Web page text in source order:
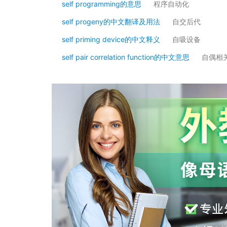
self programming的意思 程序自动化
self progeny的中文翻译及用法 自交后代
self priming device的中文释义 自吸设备
self pair correlation function的中文意思 自偶相